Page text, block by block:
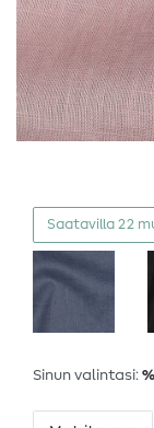
Saatavilla 22
Sinun valintasi: